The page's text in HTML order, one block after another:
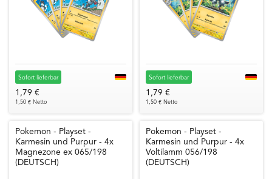
Sofort lieferbar
1,79 €
1,50 € Netto
Sofort lieferbar
1,79 €
1,50 € Netto
Pokemon - Playset -
Karmesin und Purpur - 4x
Magnezone ex 065/198
(DEUTSCH)
Pokemon - Playset -
Karmesin und Purpur - 4x
Voltilamm 056/198
(DEUTSCH)